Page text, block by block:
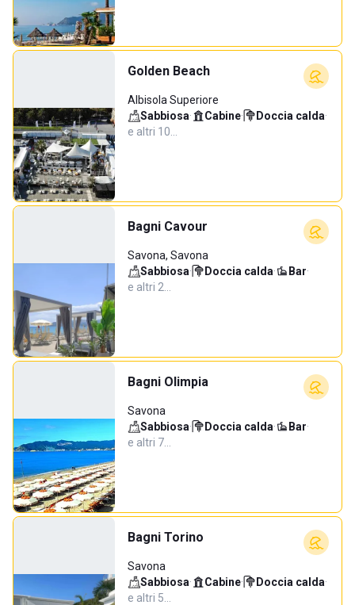
Golden Beach
Albisola Superiore
Sabbiosa· Cabine· Doccia calda·
e altri 10…
Bagni Cavour
Savona, Savona
Sabbiosa· Doccia calda· Bar·
e altri 2…
Bagni Olimpia
Savona
Sabbiosa· Doccia calda· Bar·
e altri 7…
Bagni Torino
Savona
Sabbiosa· Cabine· Doccia calda·
e altri 5…